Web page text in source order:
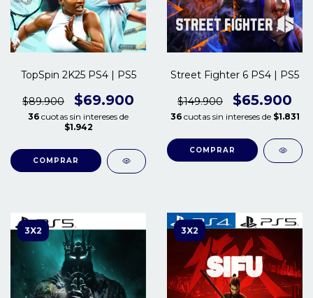
TopSpin 2K25 PS4 | PS5
$89.900 $69.900
36 cuotas sin intereses de
$1.942
COMPRAR
Street Fighter 6 PS4 | PS5
$149.900 $65.900
36 cuotas sin intereses de $1.831
COMPRAR
3X2 3X2